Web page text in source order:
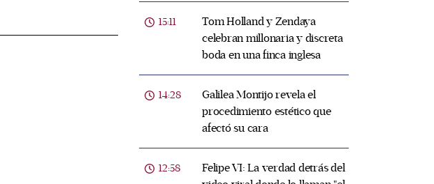
15:11
Tom Holland y Zendaya
celebran millonaria y discreta
boda en una finca inglesa
14:28
Galilea Montijo revela el
procedimiento estético que
afectó su cara
12:58
Felipe VI: La verdad detrás del